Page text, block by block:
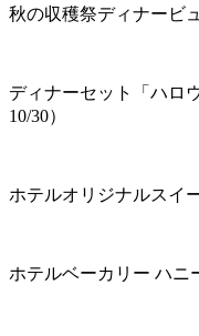
秋の収穫祭ディナービ
ディナーセット「ハロ
10/30）
ホテルオリジナルスイ
ホテルベーカリー ハニ